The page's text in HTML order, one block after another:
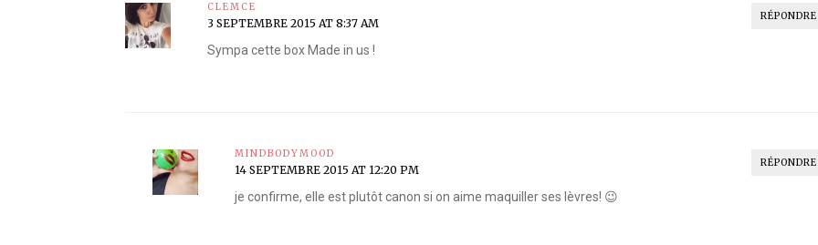
RÉPONDRE
CLEMCE
3 SEPTEMBRE 2015 AT 8:37 AM
Sympa cette box Made in us !
RÉPONDRE
MINDBODYMOOD
14 SEPTEMBRE 2015 AT 12:20 PM
je confirme, elle est plutôt canon si on aime maquiller ses lèvres! 😉